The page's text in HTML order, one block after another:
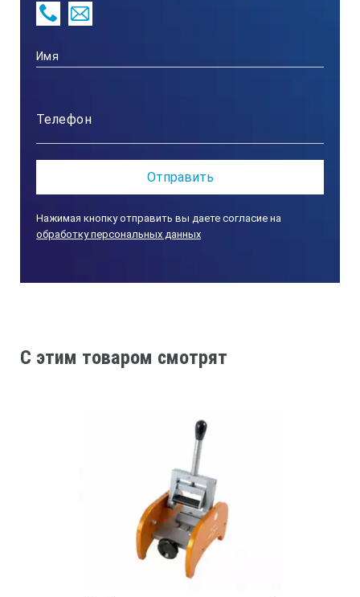
500×500×500
20
Нажимая кнопку отправить вы даете согласие на
обработку персональных данных
C этим товаром смотрят